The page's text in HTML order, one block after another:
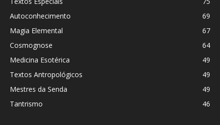
Autoconhecimento
69
Magia Elemental
67
Cosmognose
64
Medicina Esotérica
49
Textos Antropológicos
49
Mestres da Senda
49
Tantrismo
46